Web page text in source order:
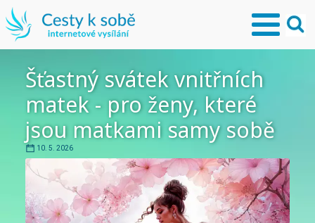
Šťastný svátek vnitřních
matek - pro ženy, které
jsou matkami samy sobě
10. 5. 2026